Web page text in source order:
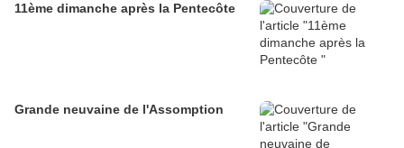
11ème dimanche après la Pentecôte
Grande neuvaine de l'Assomption